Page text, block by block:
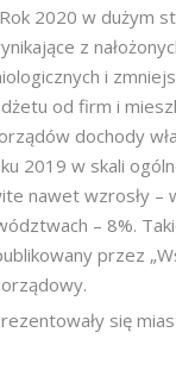
2020 w dużym
z
i
od firm i
dochody
2019 w skali
nawet wzrosły –
– 8%.
przez
się